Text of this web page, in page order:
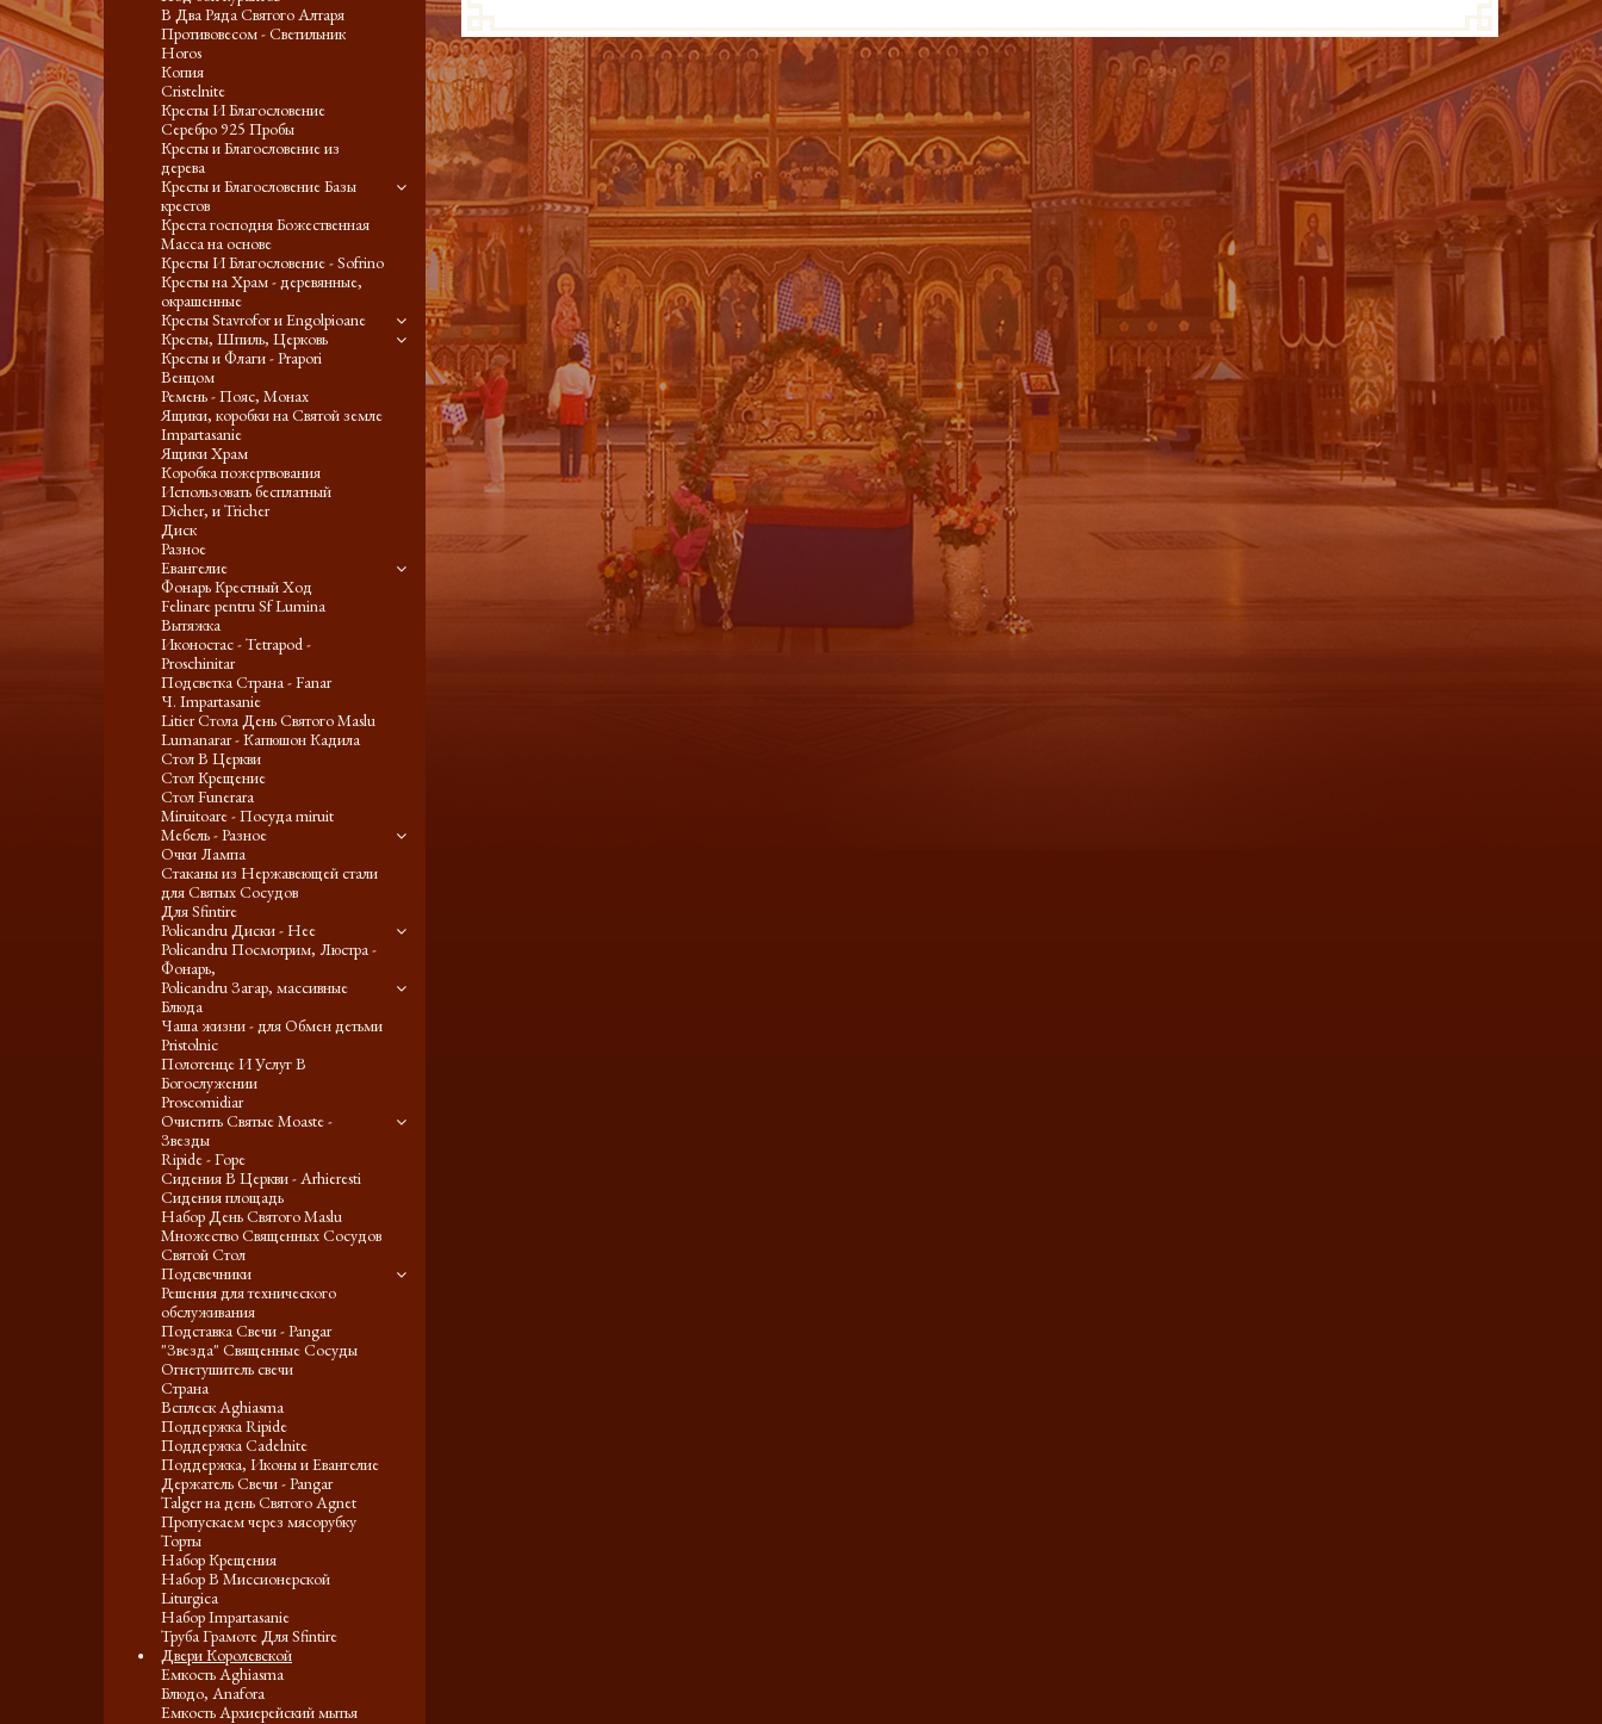
В Два Ряда Святого Алтаря
Противовесом - Светильник
Horos
Копия
Cristelnite
Кресты И Благословение
Серебро 925 Пробы
Кресты и Благословение из
дерева
Кресты и Благословение Базы
крестов
Креста господня Божественная
Масса на основе
Кресты И Благословение - Sofrino
Кресты на Храм - деревянные,
окрашенные
Кресты Stavrofor и Engolpioane
Кресты, Шпиль, Церковь
Кресты и Флаги - Prapori
Венцом
Ремень - Пояс, Монах
Ящики, коробки на Святой земле
Impartasanie
Ящики Храм
Коробка пожертвования
Использовать бесплатный
Dicher, и Tricher
Диск
Разное
Евангелие
Фонарь Крестный Ход
Felinare pentru Sf Lumina
Вытяжка
Иконостас - Tetrapod -
Proschinitar
Подсветка Страна - Fanar
Ч. Impartasanie
Litier Стола День Святого Maslu
Lumanarar - Капюшон Кадила
Стол В Церкви
Стол Крещение
Стол Funerara
Miruitoare - Посуда miruit
Мебель - Разное
Очки Лампа
Стаканы из Нержавеющей стали
для Святых Сосудов
Для Sfintire
Policandru Диски - Нее
Policandru Посмотрим, Люстра -
Фонарь,
Policandru Загар, массивные
Блюда
Чаша жизни - для Обмен детьми
Pristolnic
Полотенце И Услуг В
Богослужении
Proscomidiar
Очистить Святые Moaste -
Звезды
Ripide - Горе
Сидения В Церкви - Arhieresti
Сидения площадь
Набор День Святого Maslu
Множество Священных Сосудов
Святой Стол
Подсвечники
Решения для технического
обслуживания
Подставка Свечи - Pangar
"Звезда" Священные Сосуды
Огнетушитель свечи
Страна
Всплеск Aghiasma
Поддержка Ripide
Поддержка Cadelnite
Поддержка, Иконы и Евангелие
Держатель Свечи - Pangar
Talger на день Святого Agnet
Пропускаем через мясорубку
Торты
Набор Крещения
Набор В Миссионерской
Liturgica
Набор Impartasanie
Труба Грамоте Для Sfintire
Двери Королевской
Емкость Aghiasma
Блюдо, Anafora
Емкость Архиерейский мытья